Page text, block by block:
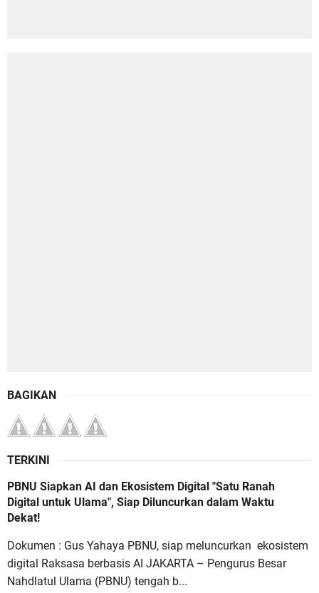
BAGIKAN
TERKINI
PBNU Siapkan AI dan Ekosistem Digital "Satu Ranah
Digital untuk Ulama", Siap Diluncurkan dalam Waktu
Dekat!
Dokumen : Gus Yahaya PBNU, siap meluncurkan ekosistem
digital Raksasa berbasis AI JAKARTA – Pengurus Besar
Nahdlatul Ulama (PBNU) tengah b...